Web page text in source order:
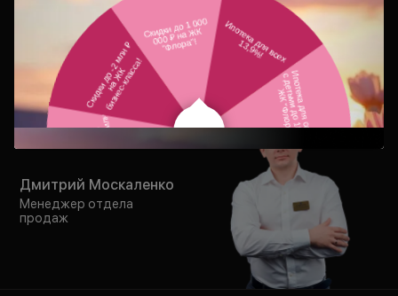
Нажимая на кнопку « Отправить заявку», вы соглашаетесь
с условиями
Политики обработки персональных данных,
Политики конфиденциальности
Согласия на рекламно-
информационные рассылки
Согласия на обработку
персональных данных
Дмитрий Москаленко
Менеджер отдела
продаж